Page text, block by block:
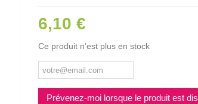
6,10 €
Ce produit n'est plus en stock
Prévenez-moi lorsque le produit est